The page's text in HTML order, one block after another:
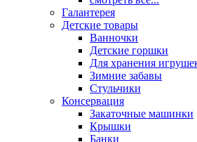
Галантерея
Детские товары
Ванночки
Детские горшки
Для хранения
Зимние забавы
Стульчики
Консервация
Закаточные машинки
Крышки
Банки